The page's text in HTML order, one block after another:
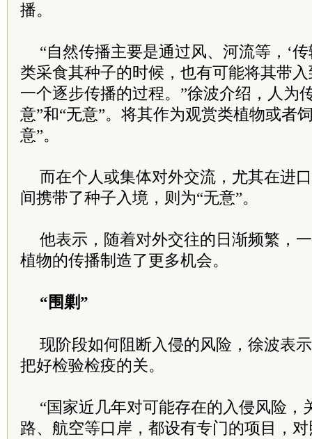
播。
“自然传播主要是通过风、河流等，‘
类采食其种子的时候，也有可能将其带
一个逐步传播的过程。”徐波介绍，人为
意”和“无意”。将其作为观赏类植物或者
意”。
而在个人或集体对外交流，尤其在进
间携带了种子入境，则为“无意”。
他表示，随着对外交往的日渐频繁，
植物的传播制造了更多机会。
“围剿”
现阶段如何阻断入侵的风险，徐波表
把好检验检疫的关。
“国家近几年对可能存在的入侵风险，
路、航空等口岸，都设有专门的项目，对